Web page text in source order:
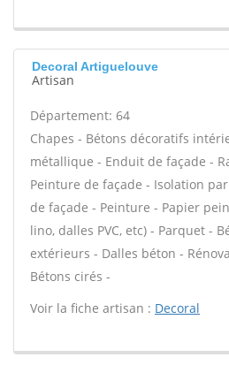
Decoral Artiguelouve
Artisan
Département: 64
Chapes - Bétons décoratifs
métallique - Enduit de façade -
Peinture de façade - Isolation
de façade - Peinture - Papier
lino, dalles PVC, etc) - Parquet -
extérieurs - Dalles béton -
Bétons cirés -
Voir la fiche artisan : Decoral